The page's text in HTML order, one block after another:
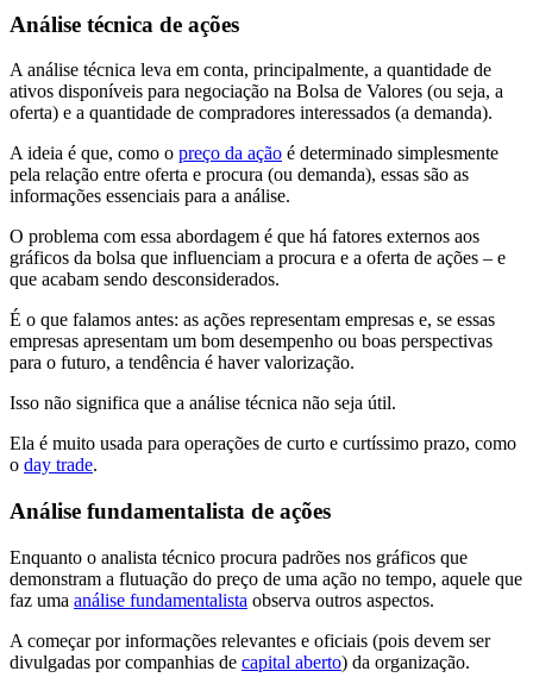
Análise técnica de ações
A análise técnica leva em conta, principalmente, a quantidade de
ativos disponíveis para negociação na Bolsa de Valores (ou seja, a
oferta) e a quantidade de compradores interessados (a demanda).
A ideia é que, como o preço da ação é determinado simplesmente
pela relação entre oferta e procura (ou demanda), essas são as
informações essenciais para a análise.
O problema com essa abordagem é que há fatores externos aos
gráficos da bolsa que influenciam a procura e a oferta de ações – e
que acabam sendo desconsiderados.
É o que falamos antes: as ações representam empresas e, se essas
empresas apresentam um bom desempenho ou boas perspectivas
para o futuro, a tendência é haver valorização.
Isso não significa que a análise técnica não seja útil.
Ela é muito usada para operações de curto e curtíssimo prazo, como
o day trade.
Análise fundamentalista de ações
Enquanto o analista técnico procura padrões nos gráficos que
demonstram a flutuação do preço de uma ação no tempo, aquele que
faz uma análise fundamentalista observa outros aspectos.
A começar por informações relevantes e oficiais (pois devem ser
divulgadas por companhias de capital aberto) da organização.